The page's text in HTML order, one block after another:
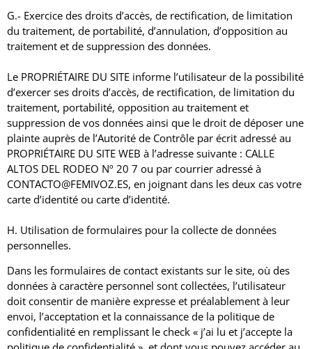
G.- Exercice des droits d’accès, de rectification, de limitation
du traitement, de portabilité, d’annulation, d’opposition au
traitement et de suppression des données.
Le PROPRIÉTAIRE DU SITE informe l’utilisateur de la possibilité
d’exercer ses droits d’accès, de rectification, de limitation du
traitement, portabilité, opposition au traitement et
suppression de vos données ainsi que le droit de déposer une
plainte auprès de l’Autorité de Contrôle par écrit adressé au
PROPRIÉTAIRE DU SITE WEB à l’adresse suivante : CALLE
ALTOS DEL RODEO Nº 20 7 ou par courrier adressé à
CONTACTO@FEMIVOZ.ES, en joignant dans les deux cas votre
carte d’identité ou carte d’identité.
H. Utilisation de formulaires pour la collecte de données
personnelles.
Dans les formulaires de contact existants sur le site, où des
données à caractère personnel sont collectées, l’utilisateur
doit consentir de manière expresse et préalablement à leur
envoi, l’acceptation et la connaissance de la politique de
confidentialité en remplissant le check « j’ai lu et j’accepte la